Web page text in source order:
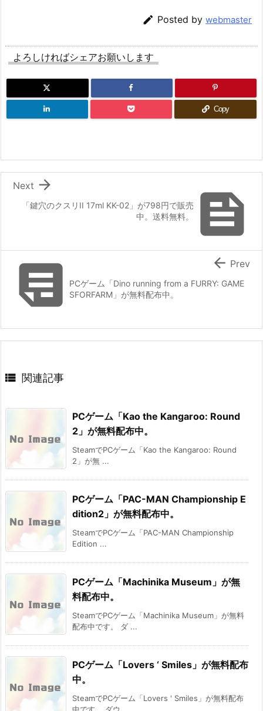
 Posted by webmaster
よろしければシェアお願いします
Copy

「鍵穴のクスリII 17ml KK-02」が798円で販売
中。送料無料。

Next
PCゲーム「Dino running from a FURRY: GAME
SFORFARM」が無料配布中。
 Prev
 関連記事
PCゲーム「Kao the Kangaroo: Round
2」が無料配布中。
SteamでPCゲーム「Kao the Kangaroo: Round
2」が無 ...
PCゲーム「PAC-MAN Championship E
dition2」が無料配布中。
SteamでPCゲーム「PAC-MAN Championship
Edition ...
PCゲーム「Machinika Museum」が無
料配布中。
SteamでPCゲーム「Machinika Museum」が無料
配布中です。 ダ ...
PCゲーム「Lovers ‘ Smiles」が無料配布
中。
SteamでPCゲーム「Lovers ' Smiles」が無料配布